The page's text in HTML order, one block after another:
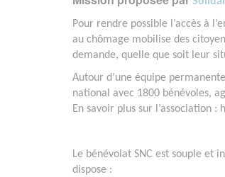
Pour rendre possible l’accès à
au chômage mobilise des
demande, quelle que soit leur
Autour d’une équipe
national avec 1800 bénévoles,
En savoir plus sur l’association
Le bénévolat SNC est souple et
dispose :